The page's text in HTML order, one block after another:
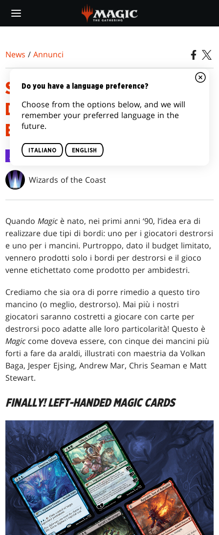
main
News /Annunci
SECRET LAIR CONOSCE LA
DIFFERENZA TRA LA SINISTRA
E L’ALTRA SINISTRA
Annunci 1 apr 2022
Wizards of the Coast
QuandoMagic è nato, nei primi anni ‘90, l’idea era di
realizzare due tipi di bordi: uno per i giocatori destrorsi
e uno per i mancini. Purtroppo, dato il budget limitato,
vennero prodotti solo i bordi per destrorsi e il gioco
venne etichettato come prodotto per ambidestri.
Crediamo che sia ora di porre rimedio a questo tiro
mancino (o meglio, destrorso). Mai più i nostri
giocatori saranno costretti a giocare con carte per
destrorsi poco adatte alle loro particolarità! Questo è
Magic come doveva essere, con cinque dei mancini più
forti a fare da araldi, illustrati con maestria da Volkan
Baga, Jesper Ejsing, Andrew Mar, Chris Seaman e Matt
Stewart.
FINALLY! LEFT-HANDED MAGIC CARDS
Do you have a language preference?
Choose from the options below, and we will
remember your preferred language in the
future.
ITALIANO ENGLISH